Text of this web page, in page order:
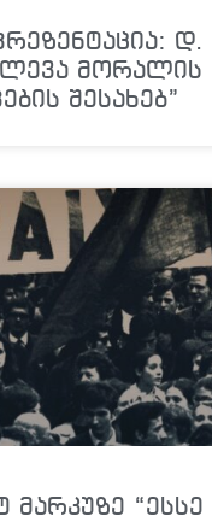
დ.
მორალის
შესახებ”
მარკუზე “ესსე